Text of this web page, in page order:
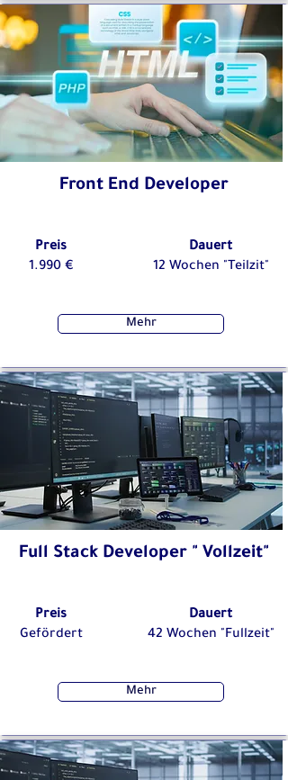
Front End Developer
Preis
1.990 €
Dauert
12 Wochen "Teilzit"
Mehr
Full Stack Developer " Vollzeit"
Preis
Gefördert
Dauert
42 Wochen "Fullzeit"
Mehr